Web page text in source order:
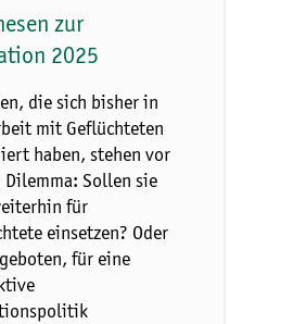
zur
2025
die sich bisher in
mit Geflüchteten
haben, stehen vor
Dilemma: Sollen sie
für
einsetzen? Oder
für eine